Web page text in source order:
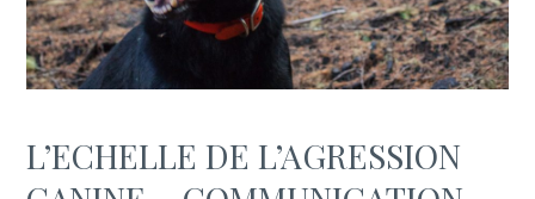
L’ECHELLE DE L’AGRESSION